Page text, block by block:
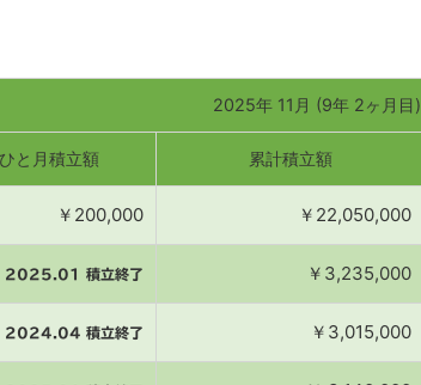
2025年 11月 (9年 2ヶ月目)
ひと月積立額 累計積立額
￥200,000 ￥22,050,000
2025.01 積立終了 ￥3,235,000
2024.04 積立終了 ￥3,015,000